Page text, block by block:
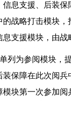
息支援、后装
战略打击模块
支援模块，由战
列为参阅模块
保障在此次阅
块第一次参加